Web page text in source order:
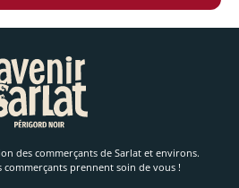
des commerçants de Sarlat et environs.
commerçants prennent soin de vous !